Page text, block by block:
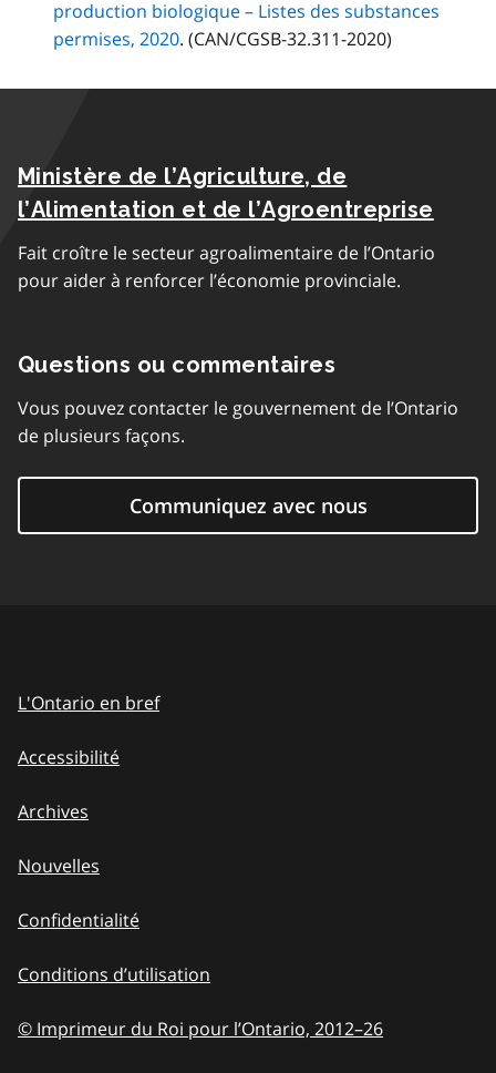
p
h
e
u
p
r
r
a
h
e
r
a
a
g
r
a
e
de
bas
page
e
t
u
u
p
r
a
a
p
h
production biologique – Listes des substances
permises, 2020. (CAN/CGSB-32.311-2020)
Ministère de l’Agriculture, de
l’Alimentation et de l’Agroentreprise
Fait croître le secteur agroalimentaire de l’Ontario
pour aider à renforcer l’économie provinciale.
Questions ou commentaires
Vous pouvez contacter le gouvernement de l’Ontario
de plusieurs façons.
Communiquez avec nous
L'Ontario en bref
Accessibilité
Archives
Nouvelles
Confidentialité
Conditions d’utilisation
© Imprimeur du Roi pour l’Ontario, 2012–to
26